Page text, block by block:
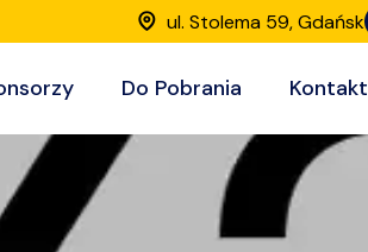
ul. Stolema 59, Gdańsk
Do Pobrania Kontakt